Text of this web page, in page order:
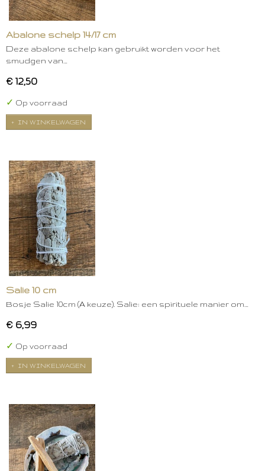
Abalone schelp 14/17 cm
Deze abalone schelp kan gebruikt worden voor het
smudgen van…
€ 12,50
✓ Op voorraad
IN WINKELWAGEN
Salie 10 cm
Bosje Salie 10cm (A keuze). Salie: een spirituele manier om…
€ 6,99
✓ Op voorraad
IN WINKELWAGEN